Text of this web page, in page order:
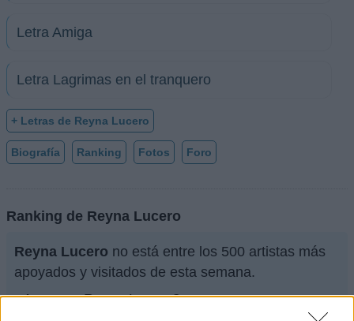
Letra Amiga
Letra Lagrimas en el tranquero
+ Letras de Reyna Lucero
Biografía Ranking Fotos Foro
Ranking de Reyna Lucero
Reyna Lucero no está entre los 500 artistas más
apoyados y visitados de esta semana.
¿Apoyar a Reyna Lucero?